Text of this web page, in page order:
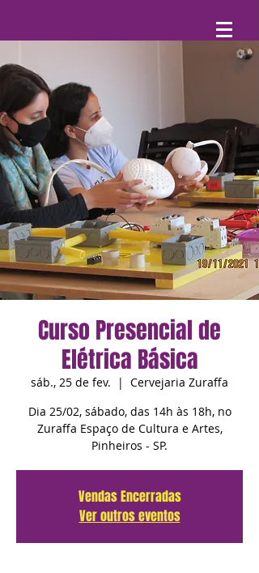
Curso Presencial de
Elétrica Básica
sáb., 25 de fev.
  |
Cervejaria Zuraffa
Dia 25/02, sábado, das 14h às 18h, no
Zuraffa Espaço de Cultura e Artes,
Pinheiros - SP.
Vendas Encerradas
Ver outros eventos